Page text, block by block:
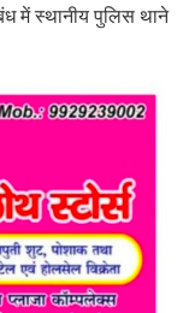
में स्थानीय पुलिस थाने